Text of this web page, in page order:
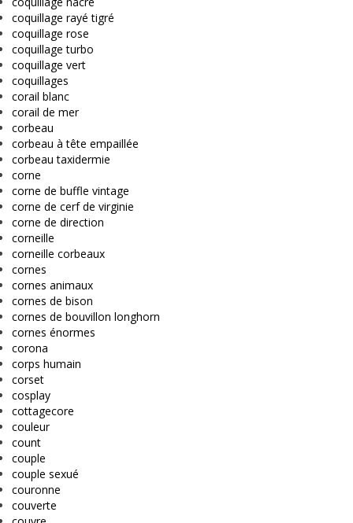
coquillage rayé tigré
coquillage rose
coquillage turbo
coquillage vert
coquillages
corail blanc
corail de mer
corbeau
corbeau à tête empaillée
corbeau taxidermie
corne
corne de buffle vintage
corne de cerf de virginie
corne de direction
corneille
corneille corbeaux
cornes
cornes animaux
cornes de bison
cornes de bouvillon longhorn
cornes énormes
corona
corps humain
corset
cosplay
cottagecore
couleur
count
couple
couple sexué
couronne
couverte